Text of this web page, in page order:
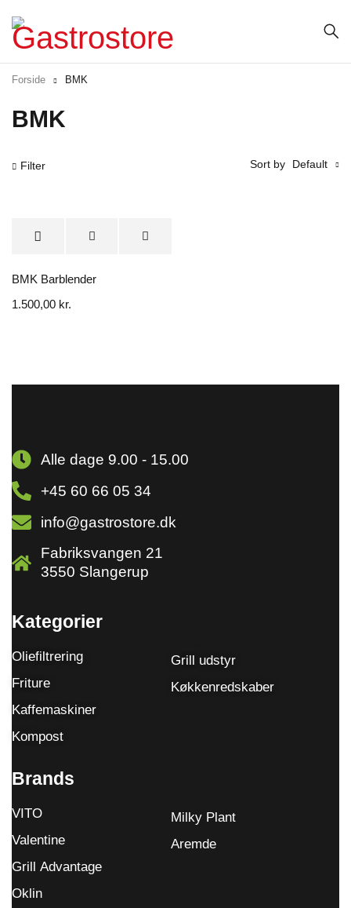
BMK
Forside BMK
Filter Sort by Default
BMK Barblender
1.500,00 kr.
Alle dage 9.00 - 15.00
+45 60 66 05 34
info@gastrostore.dk
Fabriksvangen 21
3550 Slangerup
Kategorier
Oliefiltrering
Friture
Kaffemaskiner
Kompost
Grill udstyr
Køkkenredskaber
Brands
VITO
Valentine
Grill Advantage
Oklin
Milky Plant
Aremde